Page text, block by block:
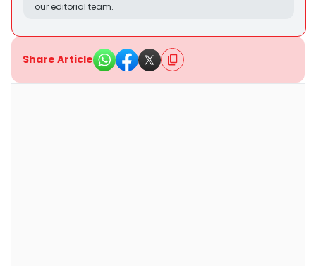
our editorial team.
Share Article